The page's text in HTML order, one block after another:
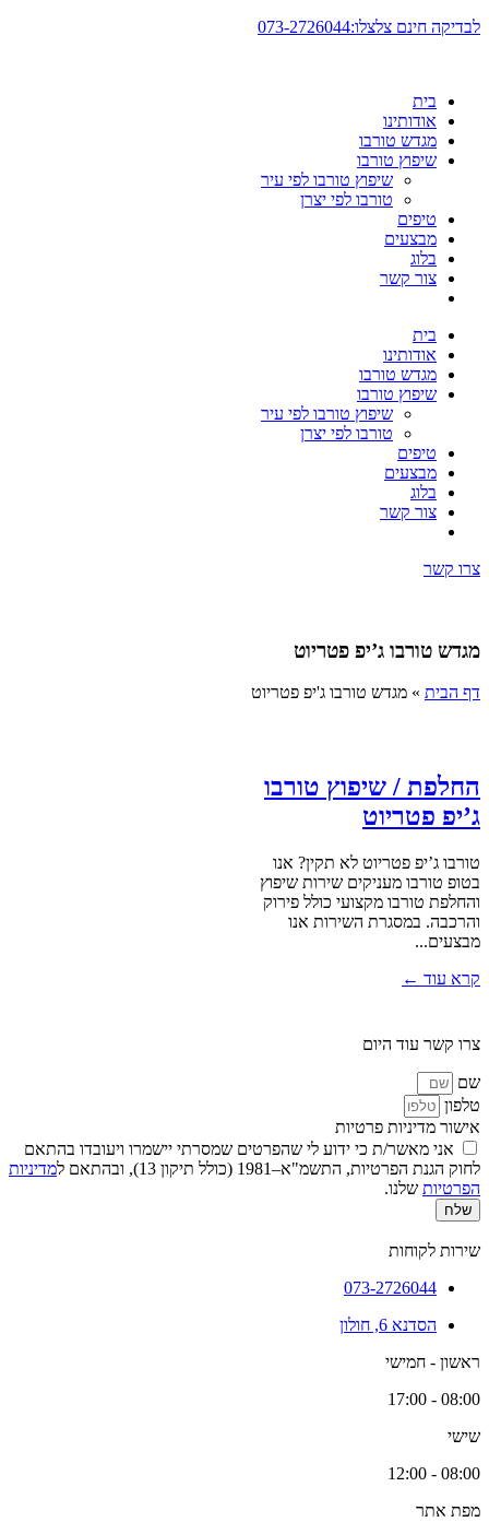
דלג
לבדיקה חינם צלצלו:073-2726044
בית
אודותינו
מגדש טורבו
שיפוץ טורבו
שיפוץ טורבו לפי עיר
טורבו לפי יצרן
טיפים
מבצעים
בלוג
צור קשר
בית
אודותינו
מגדש טורבו
שיפוץ טורבו
שיפוץ טורבו לפי עיר
טורבו לפי יצרן
טיפים
מבצעים
בלוג
צור קשר
צרו קשר
מגדש טורבו ג’יפ פטריוט
דף הבית» מגדש טורבו ג'יפ פטריוט
החלפת / שיפוץ טורבו
ג’יפ פטריוט
טורבו ג’יפ פטריוט לא תקין? אנו
בטופ טורבו מעניקים שירות שיפוץ
והחלפת טורבו מקצועי כולל פירוק
והרכבה. במסגרת השירות אנו
מבצעים...
קרא עוד ←
צרו קשר עוד היום
שם
טלפון
אישור מדיניות פרטיות
אני מאשר/ת כי ידוע לי שהפרטים שמסרתי יישמרו ויעובדו בהתאם
לחוק הגנת הפרטיות, התשמ"א–1981 (כולל תיקון 13), ובהתאם ל
מדיניות
הפרטיותשלנו.
שלח
שירות לקוחות
073-2726044
הסדנא 6, חולון
ראשון - חמישי
08:00 - 17:00
שישי
08:00 - 12:00
מפת אתר